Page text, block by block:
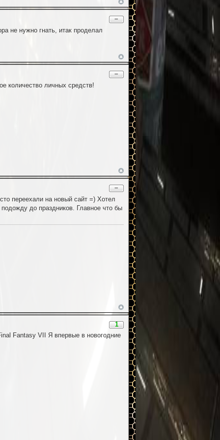
−
не нужно гнать, итак проделал
−
количество личных средств!
−
переехали на новый сайт =) Хотел
до праздников. Главное что бы
1
Fantasy VII Я впервые в новогодние